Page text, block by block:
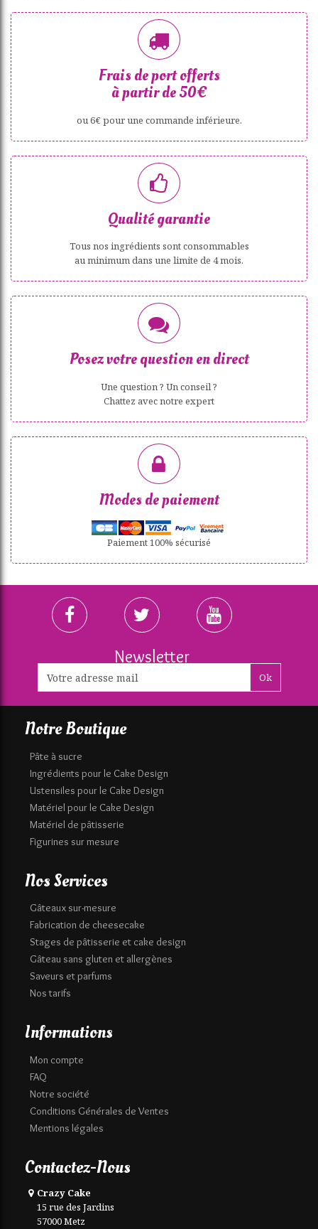
Frais de port offerts
à partir de 50€
ou 6€ pour une commande inférieure.
Qualité garantie
Tous nos ingrédients sont consommables
au minimum dans une limite de 4 mois.
Posez votre question en direct
Une question ? Un conseil ?
Chattez avec notre expert
Modes de paiement
Paiement 100% sécurisé
Newsletter
Ok
Notre Boutique
Pâte à sucre
Ingrédients pour le Cake Design
Ustensiles pour le Cake Design
Matériel pour le Cake Design
Matériel de pâtisserie
Figurines sur mesure
Nos Services
Gâteaux sur-mesure
Fabrication de cheesecake
Stages de pâtisserie et cake design
Gâteau sans gluten et allergènes
Saveurs et parfums
Nos tarifs
Informations
Mon compte
FAQ
Notre société
Conditions Générales de Ventes
Mentions légales
Contactez-Nous
Crazy Cake
15 rue des Jardins
57000 Metz